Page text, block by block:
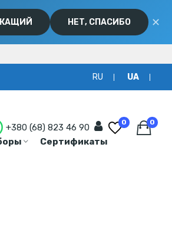
НЕТ, СПАСИБО ✕
RU UA
Сертификаты
+380 (68) 823 46 90 0 0